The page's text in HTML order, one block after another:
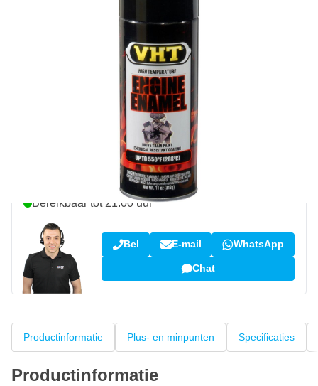
incl. BTW
Houd me op de hoogte
vanaf € 50,-
retourneren en ruilen
9,5/10(34.269 reviews)
Vraag over dit product?
Neem contact op met onze specialisten
Bereikbaar tot 21:00 uur
Bel E-mail WhatsApp
Chat
Productinformatie Plus- en minpunten Specificaties
Productinformatie